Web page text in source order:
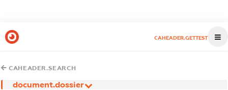
CAHEADER.GETTEST
CAHEADER.SEARCH
document.dossier